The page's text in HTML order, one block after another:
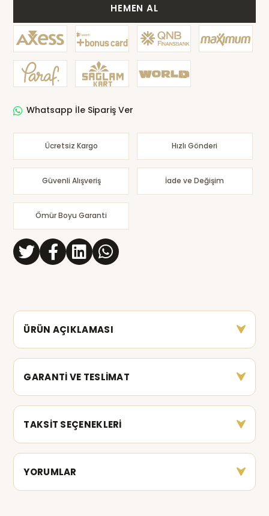
HEMEN AL
Whatsapp İle Sipariş Ver
Ücretsiz Kargo Hızlı Gönderi
Güvenli Alışveriş İade ve Değişim
Ömür Boyu Garanti
ÜRÜN AÇIKLAMASI
GARANTİ VE TESLİMAT
TAKSİT SEÇENEKLERİ
YORUMLAR